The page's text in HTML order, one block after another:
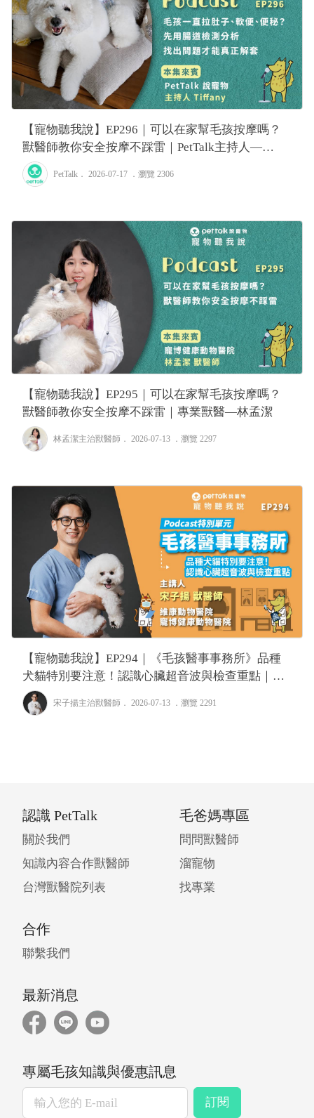
【寵物聽我說】EP296｜可以在家幫毛孩按摩嗎？
獸醫師教你安全按摩不踩雷｜PetTalk主持人—
Tiffany
PetTalk ． 2026-07-17 ． 瀏覽 2306
【寵物聽我說】EP295｜可以在家幫毛孩按摩嗎？
獸醫師教你安全按摩不踩雷｜專業獸醫—林孟潔
林孟潔主治獸醫師 ． 2026-07-13 ． 瀏覽 2297
【寵物聽我說】EP294｜《毛孩醫事事務所》品種
犬貓特別要注意！認識心臟超音波與檢查重點｜專
業獸醫—宋子揚
宋子揚主治獸醫師 ． 2026-07-13 ． 瀏覽 2291
認識 PetTalk
關於我們
知識內容合作獸醫師
台灣獸醫院列表
毛爸媽專區
問問獸醫師
溜寵物
找專業
合作
聯繫我們
最新消息
專屬毛孩知識與優惠訊息
訂閱